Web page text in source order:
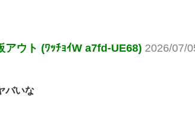
ウト (ﾜｯﾁｮｲW a7fd-UE68) 2026/07/
バいな